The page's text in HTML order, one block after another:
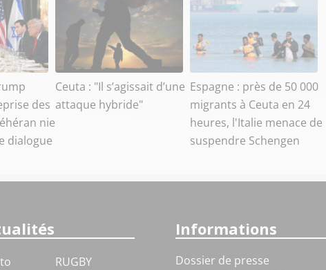
des
nie
dialogue
Ceuta : "Il s’agissait d’une
attaque hybride"
Espagne : près de 50 000
migrants à Ceuta en 24
heures, l'Italie menace de
suspendre Schengen
RUGBY
Informations
Dossier de presse